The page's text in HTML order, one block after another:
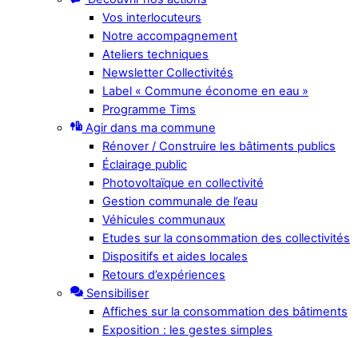
Vos interlocuteurs
Notre accompagnement
Ateliers techniques
Newsletter Collectivités
Label « Commune économe en eau »
Programme Tims
Agir dans ma commune
Rénover / Construire les bâtiments publics
Éclairage public
Photovoltaïque en collectivité
Gestion communale de l’eau
Véhicules communaux
Etudes sur la consommation des collectivités
Dispositifs et aides locales
Retours d’expériences
Sensibiliser
Affiches sur la consommation des bâtiments
Exposition : les gestes simples